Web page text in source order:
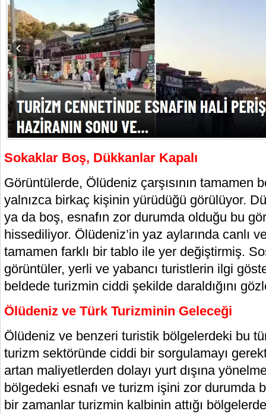
Sokaklar Boş, Dükkanlar Kapalı
Görüntülerde, Ölüdeniz çarşısının tamamen
yalnızca birkaç kişinin yürüdüğü görülüyor.
ya da boş, esnafın zor durumda olduğu bu
hissediliyor. Ölüdeniz’in yaz aylarında canlı
tamamen farklı bir tablo ile yer değiştirmiş.
görüntüler, yerli ve yabancı turistlerin ilgi
beldede turizmin ciddi şekilde daraldığını
Ölüdeniz ve Türk Turizminin Geleceği
Ölüdeniz ve benzeri turistik bölgelerdeki bu
turizm sektöründe ciddi bir sorgulamayı
artan maliyetlerden dolayı yurt dışına
bölgedeki esnafı ve turizm işini zor durumda
bir zamanlar turizmin kalbinin attığı